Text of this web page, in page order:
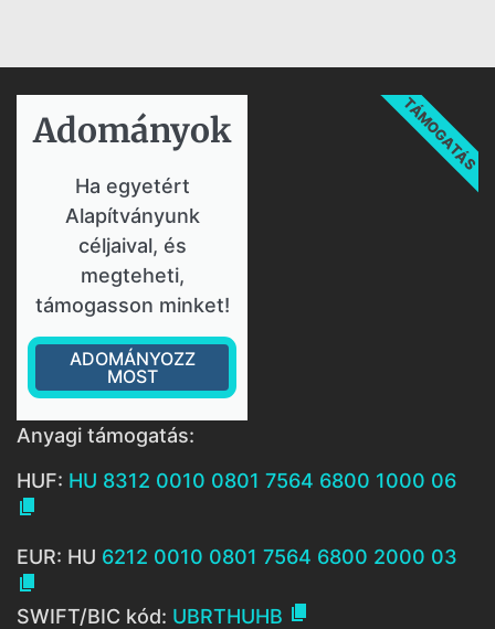
Adományok​
Ha egyetért
Alapítványunk
céljaival, és
megteheti,
támogasson minket!
ADOMÁNYOZZ
MOST
TÁMOGATÁS
Anyagi támogatás:
HUF: HU 8312 0010 0801 7564 6800 1000 06

EUR: HU 6212 0010 0801 7564 6800 2000 03

SWIFT/BIC kód: UBRTHUHB 